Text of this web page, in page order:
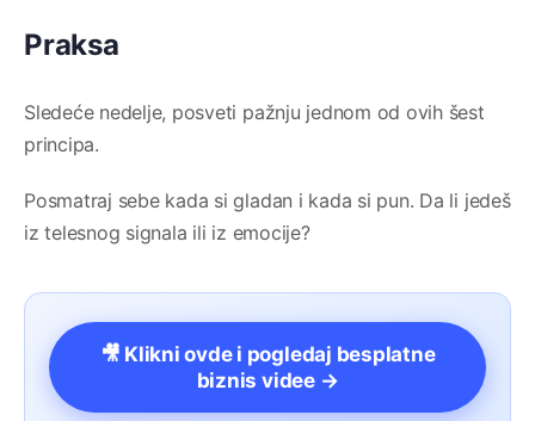
Praksa
Sledeće nedelje, posveti pažnju jednom od ovih šest
principa.
Posmatraj sebe kada si gladan i kada si pun. Da li jedeš
iz telesnog signala ili iz emocije?
🎥 Klikni ovde i pogledaj besplatne
biznis videe →